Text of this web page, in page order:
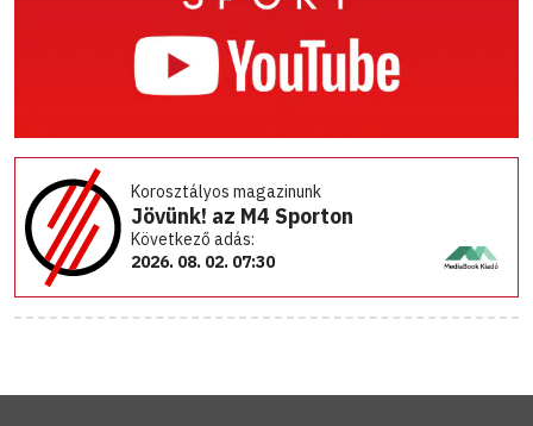
Korosztályos magazinunk
Jövünk! az M4 Sporton
Következő adás:
2026. 08. 02. 07:30